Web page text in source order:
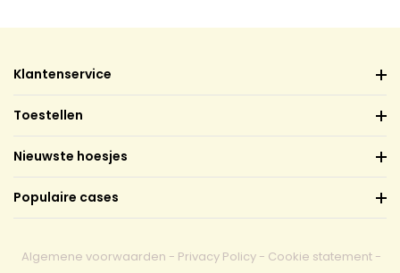
Klantenservice
Toestellen
Nieuwste hoesjes
Populaire cases
Algemene voorwaarden - Privacy Policy - Cookie statement -